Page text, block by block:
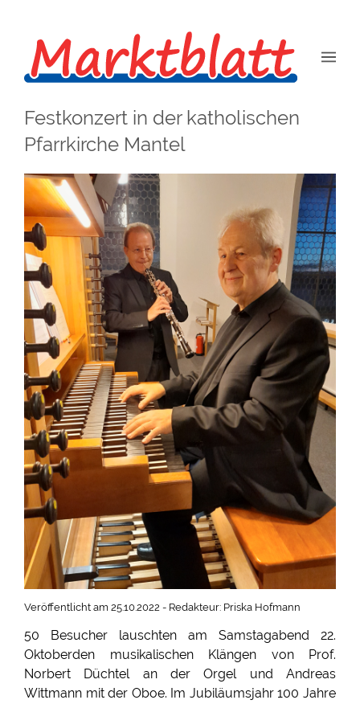
Festkonzert in der katholischen
Pfarrkirche Mantel
Veröffentlicht am 25.10.2022 - Redakteur: Priska Hofmann
50 Besucher lauschten am Samstagabend 22.
Oktoberden musikalischen Klängen von Prof.
Norbert Düchtel an der Orgel und Andreas
Wittmann mit der Oboe. Im Jubiläumsjahr 100 Jahre